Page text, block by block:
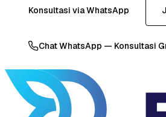
Konsultasi via WhatsApp
Chat WhatsApp — Konsultasi